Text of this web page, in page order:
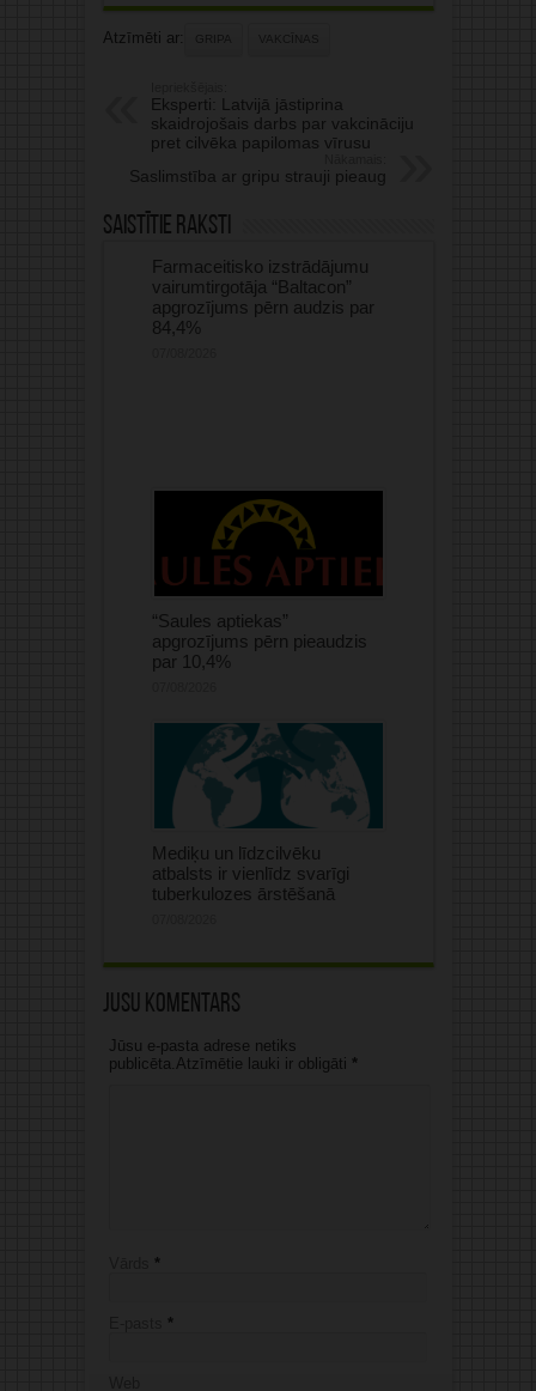
Atzīmēti ar: GRIPA VAKCĪNAS
Eksperti: Latvijā jāstiprina
skaidrojošais darbs par vakcināciju
pret cilvēka papilomas vīrusu
Saslimstība ar gripu strauji pieaug
Saistītie raksti
Farmaceitisko izstrādājumu
vairumtirgotāja “Baltacon”
apgrozījums pērn audzis par
84,4%
“Saules aptiekas”
apgrozījums pērn pieaudzis
par 10,4%
Mediķu un līdzcilvēku
atbalsts ir vienlīdz svarīgi
tuberkulozes ārstēšanā
Jūsu komentārs
Jūsu e-pasta adrese netiks
publicēta.Atzīmētie lauki ir obligāti *
*
*